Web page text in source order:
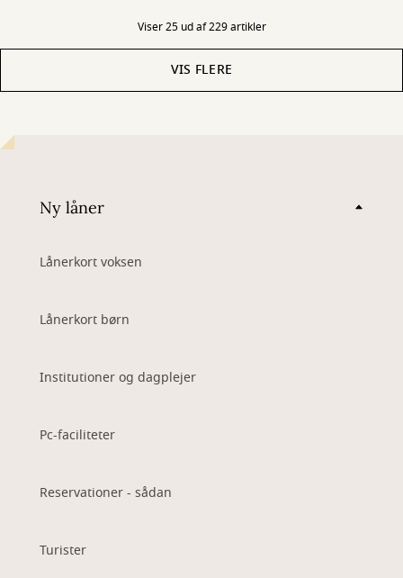
Viser 25 ud af 229 artikler
VIS FLERE
Ny låner
Lånerkort voksen
Lånerkort børn
Institutioner og dagplejer
Pc-faciliteter
Reservationer - sådan
Turister